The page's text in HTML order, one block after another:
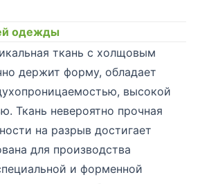
одежды
ткань с холщовым
держит форму, обладает
высокой
Ткань невероятно прочная
на разрыв достигает
для производства
и форменной